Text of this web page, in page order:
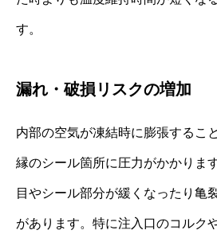
す。
漏れ・破損リスクの増加
内部の空気が凍結時に膨張するこ
縁のシール箇所に圧力がかかりま
目やシール部分が緩くなったり亀
があります。特に注入口のコルク